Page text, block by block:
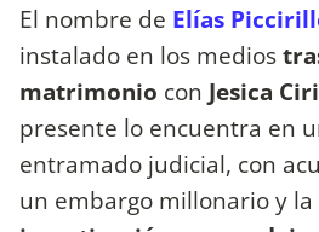
El nombre de Elías
instalado en los medios
matrimonio con Jesica
presente lo encuentra en
entramado judicial, con
un embargo millonario y